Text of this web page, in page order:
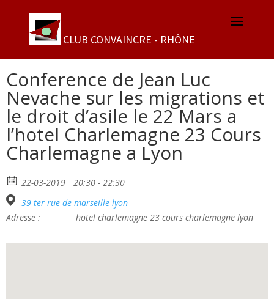
Conference de Jean Luc
Nevache sur les migrations et
le droit d’asile le 22 Mars a
l’hotel Charlemagne 23 Cours
Charlemagne a Lyon
22-03-2019
20:30 - 22:30
39 ter rue de marseille lyon
Adresse :
hotel charlemagne 23 cours charlemagne lyon